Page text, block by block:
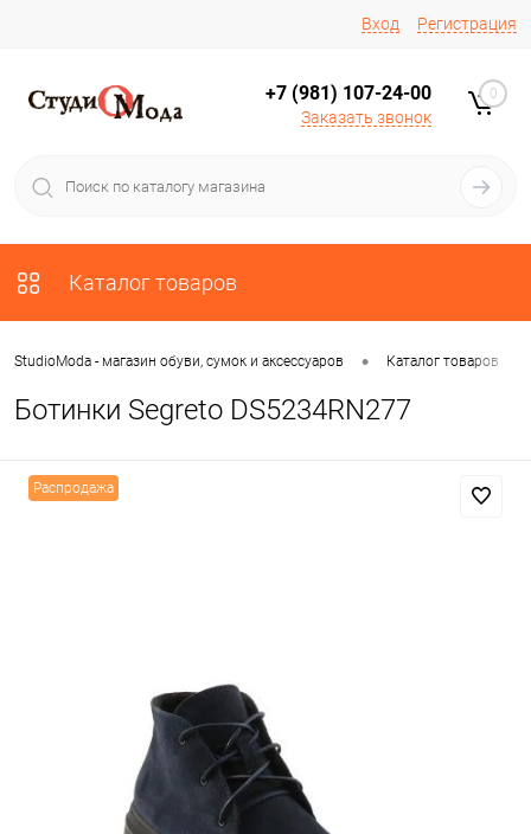
Вход Регистрация
+7 (981) 107-24-00
Заказать звонок
0
Каталог товаров
StudioModa - магазин обуви, сумок и аксессуаров • Каталог товаров
Ботинки Segreto DS5234RN277
Распродажа